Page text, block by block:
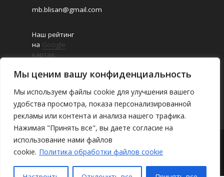
Мы ценим вашу конфиденциальность
Мы используем файлы cookie для улучшения вашего
удобства просмотра, показа персонализированной
рекламы или контента и анализа нашего трафика.
Нажимая "Принять все", вы даете согласие на
использование нами файлов
cookie. Политика обработки файлов cookie
mb.blisan@gmail.com
Наш рейтинг
на Google
картах:
(Отзывов:18)
О магазине / Каталог
Оплата и доставка /